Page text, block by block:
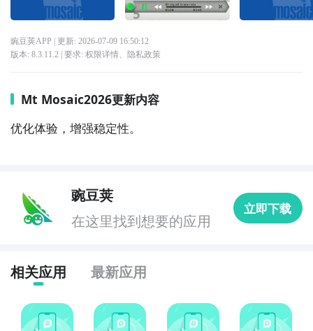
豌豆荚APP | 更新: 2026-07-09 16:50:12
版本: 8.3.11.2| 要求: 权限详情、 隐私政策
Mt Mosaic2026更新内容
优化体验，增强稳定性。
豌豆荚
在这里找到想要的应用
立即下载
相关应用 最新应用